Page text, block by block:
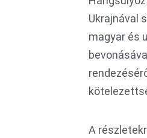
Ukrajnával
magyar és
A